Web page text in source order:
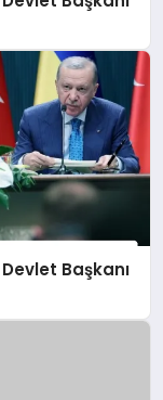
Başkanı